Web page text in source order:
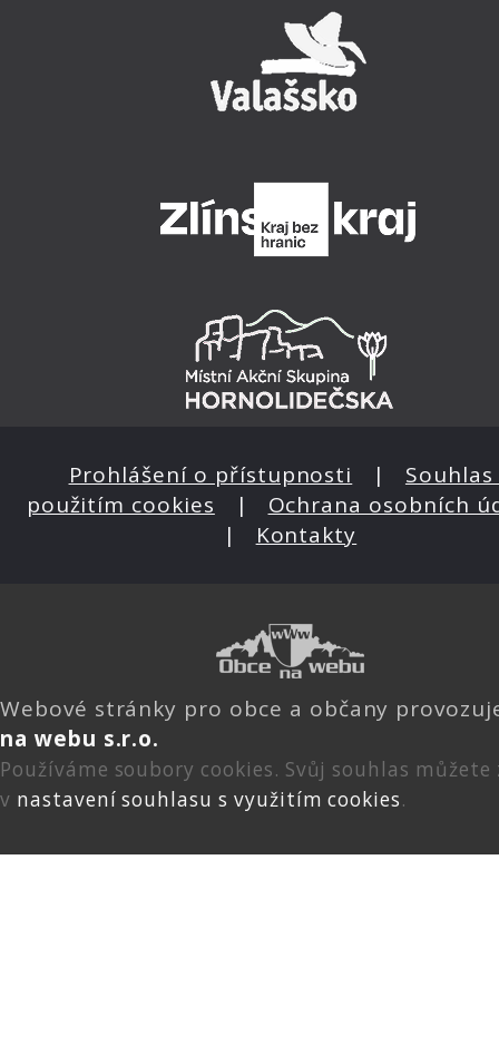
Prohlášení o přístupnosti | Souhlas
použitím cookies | Ochrana osobních
| Kontakty
Webové stránky pro obce a občany
na webu s.r.o.
Používáme soubory cookies. Svůj souhlas
v nastavení souhlasu s využitím cookies.